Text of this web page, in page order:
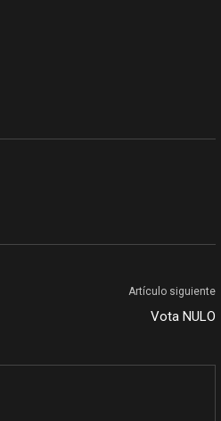
Artículo siguiente
Vota NULO